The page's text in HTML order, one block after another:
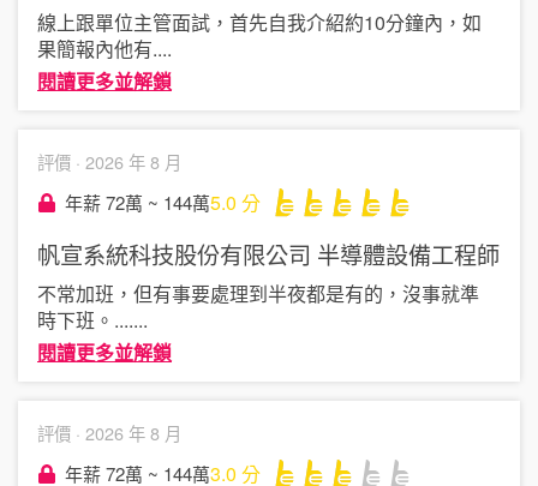
線上跟單位主管面試，首先自我介紹約10分鐘內，如
果簡報內他有....
閱讀更多並解鎖
評價 · 2026 年 8 月
年薪 72萬 ~ 144萬5.0 分
帆宣系統科技股份有限公司 半導體設備工程師
不常加班，但有事要處理到半夜都是有的，沒事就準
時下班。.......
閱讀更多並解鎖
評價 · 2026 年 8 月
年薪 72萬 ~ 144萬3.0 分